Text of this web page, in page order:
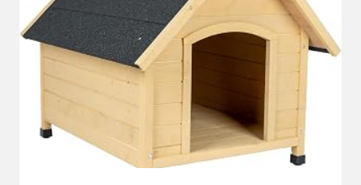
KATZENHÖHLE
TIERBETT
XXL
–
DUNKE…